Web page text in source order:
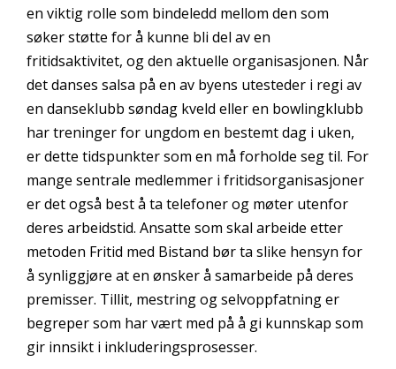
en viktig rolle som bindeledd mellom den som
søker støtte for å kunne bli del av en
fritidsaktivitet, og den aktuelle organisasjonen. Når
det danses salsa på en av byens utesteder i regi av
en danseklubb søndag kveld eller en bowlingklubb
har treninger for ungdom en bestemt dag i uken,
er dette tidspunkter som en må forholde seg til. For
mange sentrale medlemmer i fritidsorganisasjoner
er det også best å ta telefoner og møter utenfor
deres arbeidstid. Ansatte som skal arbeide etter
metoden Fritid med Bistand bør ta slike hensyn for
å synliggjøre at en ønsker å samarbeide på deres
premisser. Tillit, mestring og selvoppfatning er
begreper som har vært med på å gi kunnskap som
gir innsikt i inkluderingsprosesser.